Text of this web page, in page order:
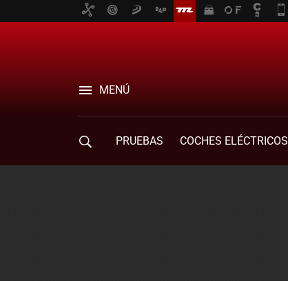
MENÚ
PRUEBAS COCHES ELÉCTRICOS